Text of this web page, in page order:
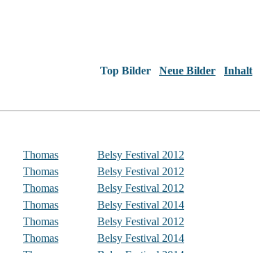
Top Bilder Neue Bilder Inhalt
Thomas Belsy Festival 2012
Thomas Belsy Festival 2012
Thomas Belsy Festival 2012
Thomas Belsy Festival 2014
Thomas Belsy Festival 2012
Thomas Belsy Festival 2014